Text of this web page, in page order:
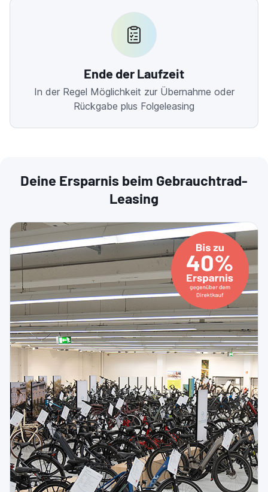
Ende der Laufzeit
In der Regel Möglichkeit zur Übernahme oder
Rückgabe plus Folgeleasing
Deine Ersparnis beim Gebrauchtrad-
Leasing